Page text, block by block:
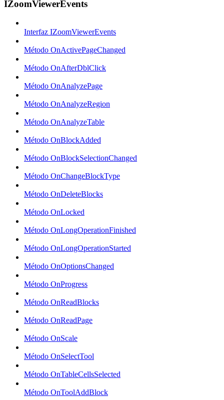
IZoomViewerEvents
Interfaz IZoomViewerEvents
Método OnActivePageChanged
Método OnAfterDblClick
Método OnAnalyzePage
Método OnAnalyzeRegion
Método OnAnalyzeTable
Método OnBlockAdded
Método OnBlockSelectionChanged
Método OnChangeBlockType
Método OnDeleteBlocks
Método OnLocked
Método OnLongOperationFinished
Método OnLongOperationStarted
Método OnOptionsChanged
Método OnProgress
Método OnReadBlocks
Método OnReadPage
Método OnScale
Método OnSelectTool
Método OnTableCellsSelected
Método OnToolAddBlock